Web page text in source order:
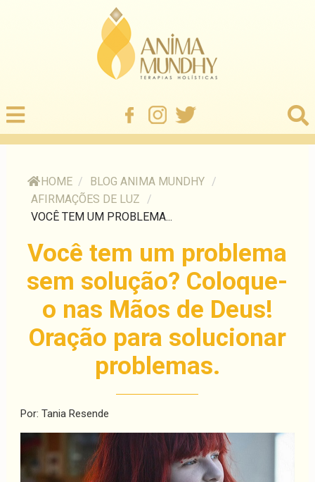
HOME / BLOG ANIMA MUNDHY /
AFIRMAÇÕES DE LUZ
/
VOCÊ TEM UM PROBLEMA...
Você tem um problema
sem solução? Coloque-
o nas Mãos de Deus!
Oração para solucionar
problemas.
Por: Tania Resende